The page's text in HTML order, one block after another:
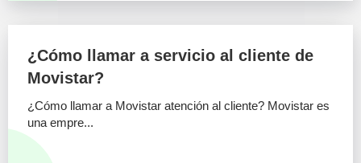
¿Cómo llamar a servicio al cliente de
Movistar?
¿Cómo llamar a Movistar atención al cliente? Movistar es
una empre...